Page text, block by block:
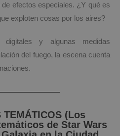
de efectos especiales. ¿Y qué es
exploten cosas por los aires?
digitales y algunas medidas
del fuego, la escena cuenta
TEMÁTICOS (Los
de Star Wars